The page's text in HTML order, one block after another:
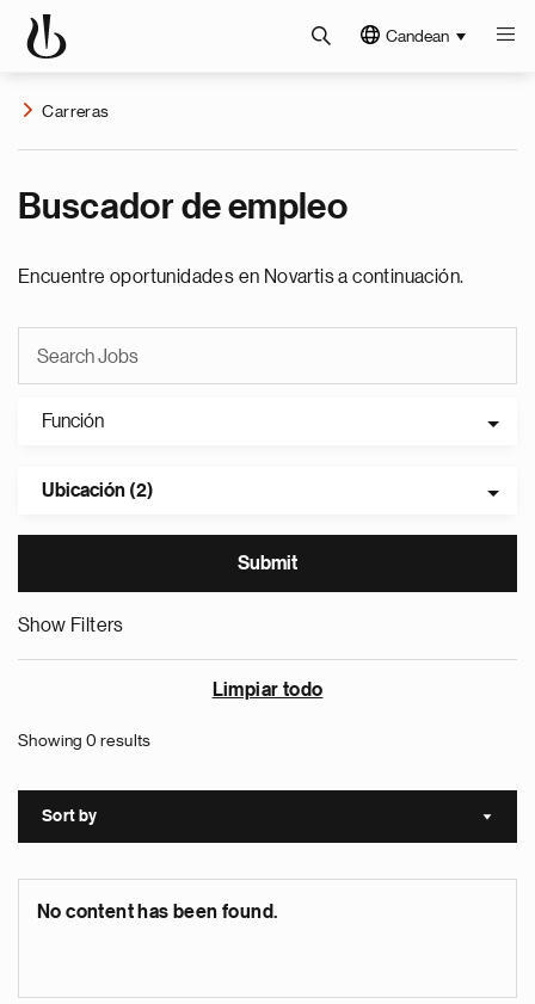
Candean
Carreras
Buscador de empleo
Encuentre oportunidades en Novartis a continuación.
Función
Ubicación (2)
Show Filters
Limpiar todo
Showing 0 results
Sort by Sort
No content has been found.